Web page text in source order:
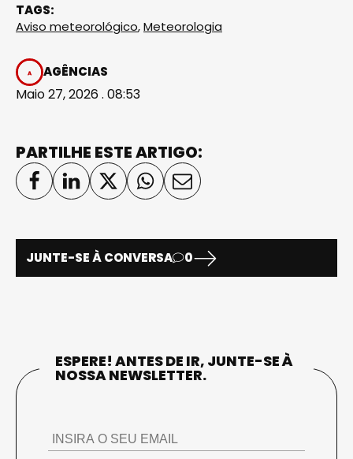
TAGS:
Aviso meteorológico,Meteorologia
AGÊNCIAS
Maio 27, 2026 . 08:53
PARTILHE ESTE ARTIGO:
JUNTE-SE À CONVERSA 0
ESPERE! ANTES DE IR, JUNTE-SE À
NOSSA NEWSLETTER.